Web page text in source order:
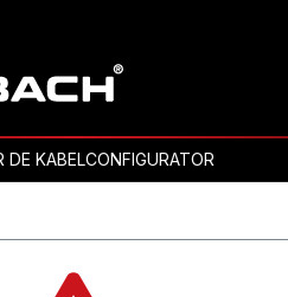
DE KABELCONFIGURATOR